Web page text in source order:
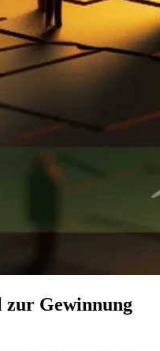
zur Gewinnung